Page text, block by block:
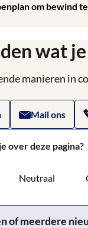
om bewind
wat
manieren in
Mail ons
over deze pagina?
Neutraal
of meerdere